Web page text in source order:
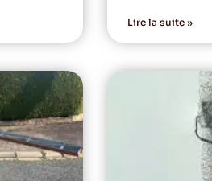
Lire la suite »